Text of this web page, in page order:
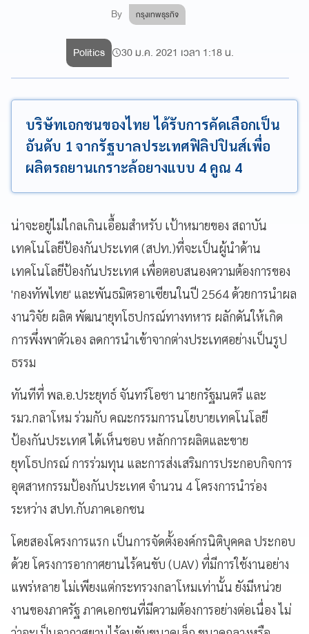
By กรุงเทพธุรกิจ
Politics 30 ม.ค. 2021 เวลา 1:18 น.
บริษัทเอกชนของไทย ได้รับการคัดเลือกเป็น
อันดับ 1 จากรัฐบาลประเทศฟิลิปปินส์เพื่อ
ผลิตรถยานเกราะล้อยางแบบ 4 คูณ 4
น่าจะอยู่ไม่ไกลเกินเอื้อมสำหรับ เป้าหมายของ สถาบัน
เทคโนโลยีป้องกันประเทศ (สปท.)ที่จะเป็นผู้นำด้าน
เทคโนโลยีป้องกันประเทศ เพื่อตอบสนองความต้องการของ
'กองทัพไทย' และพันธมิตรอาเซียนในปี 2564 ด้วยการนำผล
งานวิจัย ผลิต พัฒนายุทโธปกรณ์ทางทหาร ผลักดันให้เกิด
การพึ่งพาตัวเอง ลดการนำเข้าจากต่างประเทศอย่างเป็นรูป
ธรรม
ทันทีที่ พล.อ.ประยุทธ์ จันทร์โอชา นายกรัฐมนตรี และ
รมว.กลาโหม ร่วมกับ คณะกรรมการนโยบายเทคโนโลยี
ป้องกันประเทศ ได้เห็นชอบ หลักการผลิตและขาย
ยุทโธปกรณ์ การร่วมทุน และการส่งเสริมการประกอบกิจการ
อุตสาหกรรมป้องกันประเทศ จำนวน 4 โครงการนำร่อง
ระหว่าง สปท.กับภาคเอกชน
โดยสองโครงการแรก เป็นการจัดตั้งองค์กรนิติบุคคล ประกอบ
ด้วย โครงการอากาศยานไร้คนขับ (UAV) ที่มีการใช้งานอย่าง
แพร่หลาย ไม่เพียงแต่กระทรวงกลาโหมเท่านั้น ยังมีหน่วย
งานของภาครัฐ ภาคเอกชนที่มีความต้องการอย่างต่อเนื่อง ไม่